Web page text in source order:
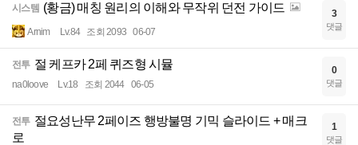
시스템 (황금) 매칭 원리의 이해와 무작위 던전 가이드
Arnim Lv.84 조회 2093 06-07
3
댓글
전투 절 케프카 2페 퀴즈형 시뮬
na0loove Lv.18 조회 2044 06-05
0
댓글
전투 절요성난무 2페이즈 행방불명 기믹 슬라이드 + 매크
로
1
댓글